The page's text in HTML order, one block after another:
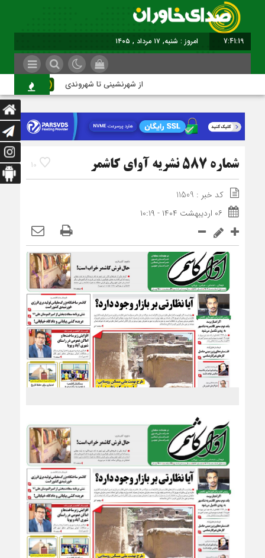
7:41:19 امروز : شنبه, ۱۷ مرداد , ۱۴۰۵
از شهرنشینی تا شهروندی
10 شماره 587 نشریه آوای کاشمر
کد خبر : 11509
۰۶ اردیبهشت ۱۴۰۴ - ۱۰:۱۹